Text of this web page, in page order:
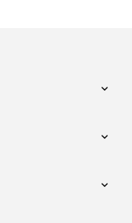


